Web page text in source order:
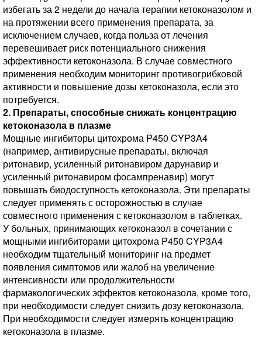
избегать за 2 недели до начала терапии кетоконазолом и
на протяжении всего применения препарата, за
исключением случаев, когда польза от лечения
перевешивает риск потенциального снижения
эффективности кетоконазола. В случае совместного
применения необходим мониторинг противогрибковой
активности и повышение дозы кетоконазола, если это
потребуется.
2. Препараты, способные снижать концентрацию
кетоконазола в плазме
Мощные ингибиторы цитохрома P450 CYP3A4
(например, антивирусные препараты, включая
ритонавир, усиленный ритонавиром дарунавир и
усиленный ритонавиром фосампренавир) могут
повышать биодоступность кетоконазола. Эти препараты
следует применять с осторожностью в случае
совместного применения с кетоконазолом в таблетках.
У больных, принимающих кетоконазол в сочетании с
мощными ингибиторами цитохрома P450 CYP3A4
необходим тщательный мониторинг на предмет
появления симптомов или жалоб на увеличение
интенсивности или продолжительности
фармакологических эффектов кетоконазола, кроме того,
при необходимости следует снизить дозу кетоконазола.
При необходимости следует измерять концентрацию
кетоконазола в плазме.